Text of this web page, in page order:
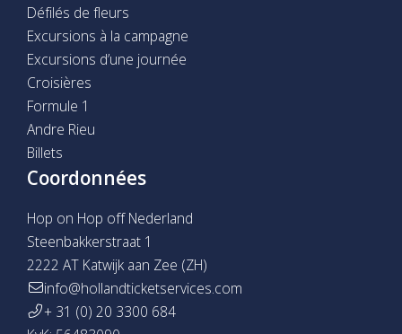
Défilés de fleurs
Excursions à la campagne
Excursions d’une journée
Croisières
Formule 1
Andre Rieu
Billets
Coordonnées
Hop on Hop off Nederland
Steenbakkerstraat 1
2222 AT Katwijk aan Zee (ZH)
info@hollandticketservices.com
+ 31 (0) 20 3300 684